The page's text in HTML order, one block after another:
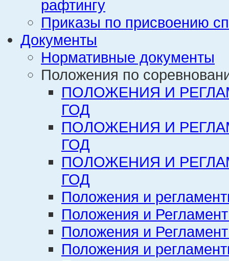
рафтингу
Приказы по присвоению
Документы
Нормативные документы
Положения по
ПОЛОЖЕНИЯ И
ГОД
ПОЛОЖЕНИЯ И
ГОД
ПОЛОЖЕНИЯ И
ГОД
Положения и
Положения и
Положения и
Положения и